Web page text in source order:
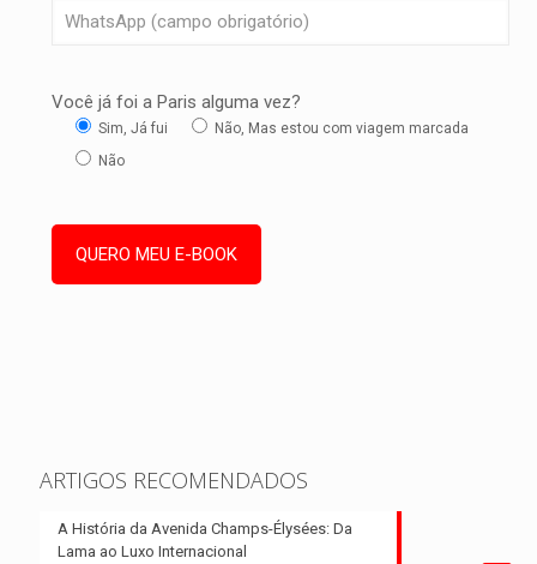
Você já foi a Paris alguma vez?
Sim, Já fui
Não, Mas estou com viagem marcada
Não
ARTIGOS RECOMENDADOS
A História da Avenida Champs-Élysées: Da
Lama ao Luxo Internacional